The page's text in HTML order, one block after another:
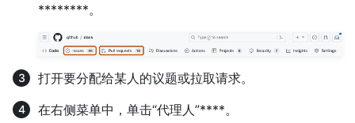
********。
打开要分配给某人的议题或拉取请求。
在右侧菜单中，单击“代理人”****。